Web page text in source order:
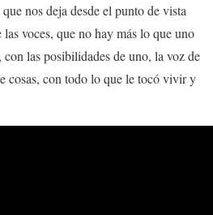
nos deja desde el punto de vista
voces, que no hay más lo que uno
con las posibilidades de uno, la voz de
cosas, con todo lo que le tocó vivir y